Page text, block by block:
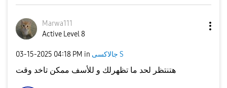
Marwa111
Active Level 8
‎03-15-2025 04:18 PM in جالاكسى S
هتنتظر لحد ما تظهرلك و للأسف ممكن تاخد وقت